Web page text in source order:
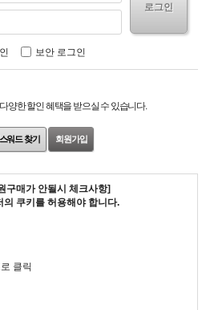
로그인
보안 로그인
양한 할인 혜택을 받으실 수 있습니다.
워드 찾기 회원가입
구매가 안될시 체크사항]
의 쿠키를 허용해야 합니다.
클릭